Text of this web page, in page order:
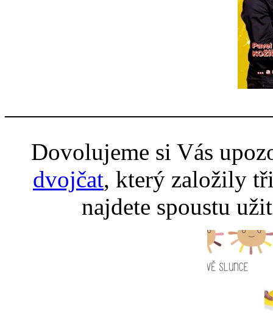
Dovolujeme si Vás
dvojčat, který založily
najdete spoustu